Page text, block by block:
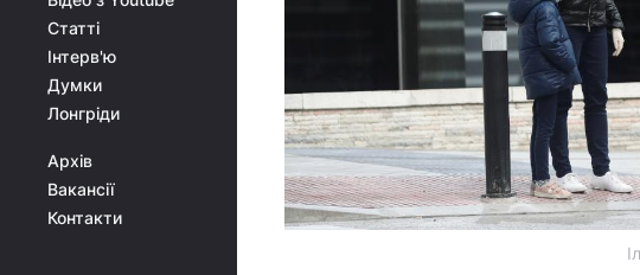
Статті
Інтерв'ю
Думки
Лонгріди
Архів
Вакансії
Контакти